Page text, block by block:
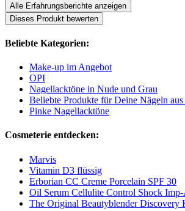
Alle Erfahrungsberichte anzeigen
Dieses Produkt bewerten
Beliebte Kategorien:
Make-up im Angebot
OPI
Nagellacktöne in Nude und Grau
Beliebte Produkte für Deine Nägeln
Pinke Nagellacktöne
Cosmeterie entdecken:
Marvis
Vitamin D3 flüssig
Erborian CC Creme Porcelain SPF 30
Oil Serum Cellulite Control Shock
The Original Beautyblender Discovery